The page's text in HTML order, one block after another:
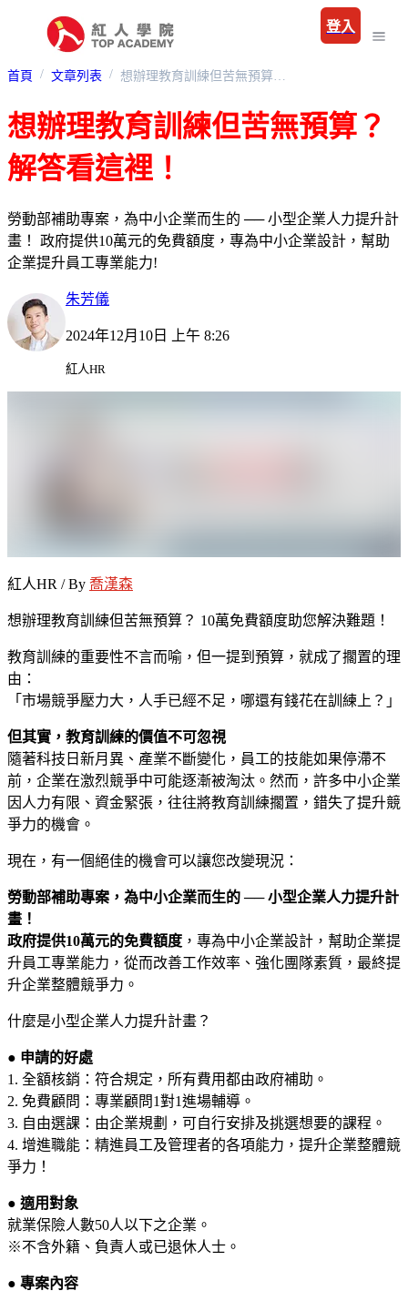
登入
首頁 文章列表 想辦理教育訓練但苦無預算？解答看這裡！
想辦理教育訓練但苦無預算？
解答看這裡！
勞動部補助專案，為中小企業而生的 ── 小型企業人力提升計
畫！ 政府提供10萬元的免費額度，專為中小企業設計，幫助
企業提升員工專業能力!
朱芳儀
2024年12月10日 上午 8:26
紅人HR
紅人HR / By 喬漢森
想辦理教育訓練但苦無預算？ 10萬免費額度助您解決難題！
教育訓練的重要性不言而喻，但一提到預算，就成了擱置的理
由：
「市場競爭壓力大，人手已經不足，哪還有錢花在訓練上？」
但其實，教育訓練的價值不可忽視
隨著科技日新月異、產業不斷變化，員工的技能如果停滯不
前，企業在激烈競爭中可能逐漸被淘汰。然而，許多中小企業
因人力有限、資金緊張，往往將教育訓練擱置，錯失了提升競
爭力的機會。
現在，有一個絕佳的機會可以讓您改變現況：
勞動部補助專案，為中小企業而生的 ── 小型企業人力提升計
畫！
政府提供10萬元的免費額度 ，專為中小企業設計，幫助企業提
升員工專業能力，從而改善工作效率、強化團隊素質，最終提
升企業整體競爭力。
什麼是小型企業人力提升計畫？
● 申請的好處
1. 全額核銷：符合規定，所有費用都由政府補助。
2. 免費顧問：專業顧問1對1進場輔導。
3. 自由選課：由企業規劃，可自行安排及挑選想要的課程。
4. 增進職能：精進員工及管理者的各項能力，提升企業整體競
爭力！
● 適用對象
就業保險人數50人以下之企業。
※不含外籍、負責人或已退休人士。
● 專案內容